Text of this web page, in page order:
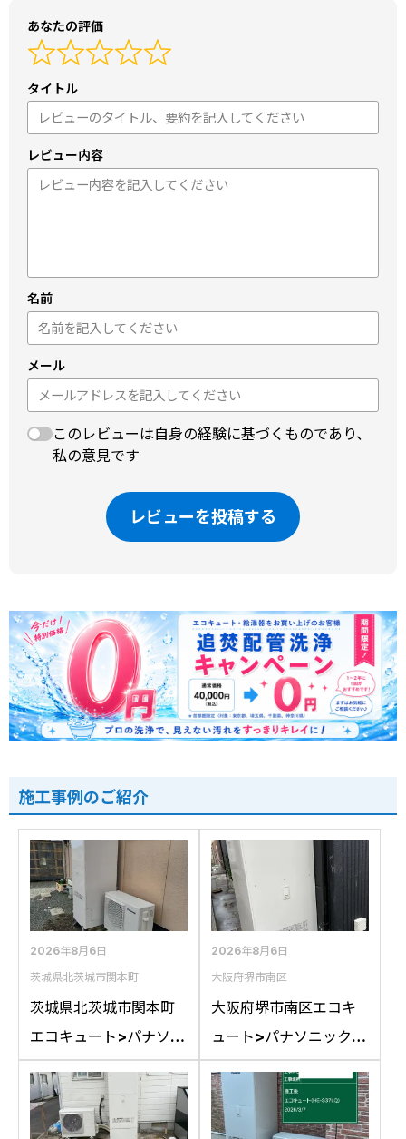
あなたの評価
タイトル
レビュー内容
名前
メール
このレビューは自身の経験に基づくものであり、
私の意見です
レビューを投稿する
施工事例のご紹介
2026年8月6日
茨城県北茨城市関本町
茨城県北茨城市関本町
エコキュート>パナソニ
ック交換工事施工事
例：コロナCTU-
37D1A10からパナソニ
2026年8月6日
大阪府堺市南区
大阪府堺市南区エコキ
ュート>パナソニック交
換工事施工事例：パナ
ソニックHE-
46D1QRAPSからパナ